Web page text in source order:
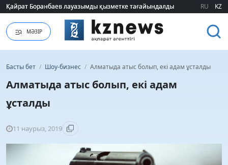
Қайрат Боранбаев лауазымды қызметке тағайындалды
Қайрат Боранбаев лауазымды қызметке тағайындалды RU KZ
МӘЗІР
Басты бет / Шоу-бизнес / Алматыда атыс болып, екі адам ұсталды
Алматыда атыс болып, екі адам
ұсталды
11 наурыз, 2019